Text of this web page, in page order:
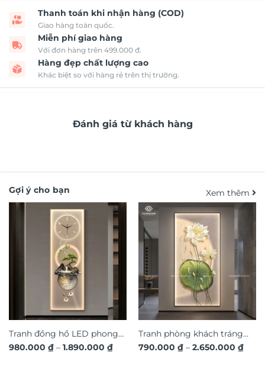
Thanh toán khi nhận hàng (COD)
Giao hàng toàn quốc.
Miễn phí giao hàng
Với đơn hàng trên 499.000 đ.
Hàng đẹp chất lượng cao
Khác biệt so với hàng rẻ trên thị trường.
Đánh giá từ khách hàng
Gợi ý cho bạn Xem thêm
Tranh đồng hồ LED phong
cảnh 3D nghệ thuật DG365
980.000 ₫ – 1.890.000 ₫Khoảng
Tranh phòng khách tráng
gương đèn LED đính đá pha
790.000 ₫ – 2.650.000 ₫